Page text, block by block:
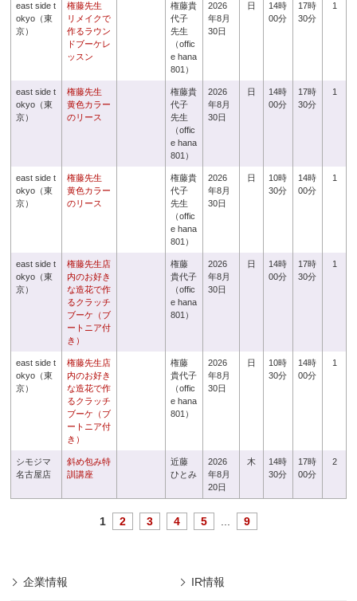
east side t
okyo（東
京）
権藤先生
リメイクで
作るラウン
ドブーケレ
ッスン
権藤貴
代子
先生
（offic
e hana
801）
2026
年8月
30日
日
14時
00分
17時
30分
1
east side t
okyo（東
京）
権藤先生
黄色カラー
のリース
権藤貴
代子
先生
（offic
e hana
801）
2026
年8月
30日
日
14時
00分
17時
30分
1
east side t
okyo（東
京）
権藤先生
黄色カラー
のリース
権藤貴
代子
先生
（offic
e hana
801）
2026
年8月
30日
日
10時
30分
14時
00分
1
east side t
okyo（東
京）
権藤先生店
内のお好き
な造花で作
るクラッチ
ブーケ（ブ
ートニア付
き）
権藤
貴代子
（offic
e hana
801）
2026
年8月
30日
日
14時
00分
17時
30分
1
east side t
okyo（東
京）
権藤先生店
内のお好き
な造花で作
るクラッチ
ブーケ（ブ
ートニア付
き）
権藤
貴代子
（offic
e hana
801）
2026
年8月
30日
日
10時
30分
14時
00分
1
シモジマ
名古屋店
斜め包み特
訓講座
近藤
ひとみ
2026
年8月
20日
木
14時
30分
17時
00分
2
1 2 3 4 5 9
企業情報 IR情報